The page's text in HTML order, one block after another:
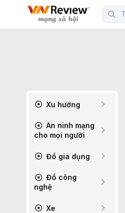
Xu hướng
An ninh mạng
cho mọi người
Đồ gia dụng
Đồ công
nghệ
Xe